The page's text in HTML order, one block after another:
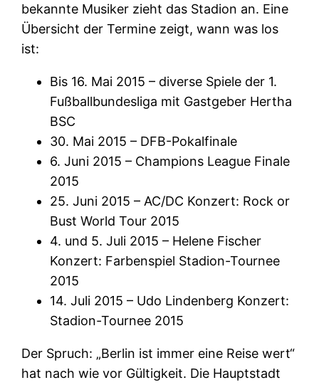
bekannte Musiker zieht das Stadion an. Eine
Übersicht der Termine zeigt, wann was los
ist:
Bis 16. Mai 2015 – diverse Spiele der 1.
Fußballbundesliga mit Gastgeber Hertha
BSC
30. Mai 2015 – DFB-Pokalfinale
6. Juni 2015 – Champions League Finale
2015
25. Juni 2015 – AC/DC Konzert: Rock or
Bust World Tour 2015
4. und 5. Juli 2015 – Helene Fischer
Konzert: Farbenspiel Stadion-Tournee
2015
14. Juli 2015 – Udo Lindenberg Konzert:
Stadion-Tournee 2015
Der Spruch: „Berlin ist immer eine Reise wert“
hat nach wie vor Gültigkeit. Die Hauptstadt